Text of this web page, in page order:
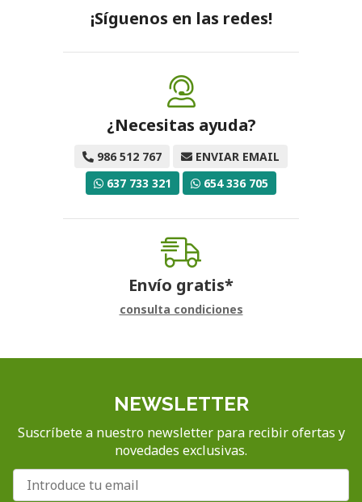
¡Síguenos en las redes!
¿Necesitas ayuda?
986 512 767
ENVIAR EMAIL
637 733 321
654 336 705
Envío gratis*
consulta condiciones
NEWSLETTER
Suscríbete a nuestro newsletter para recibir ofertas y
novedades exclusivas.